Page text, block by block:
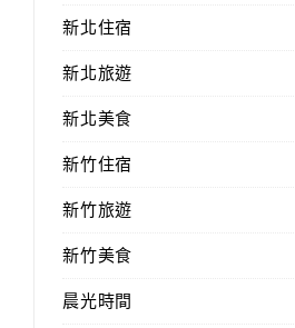
新北住宿
新北旅遊
新北美食
新竹住宿
新竹旅遊
新竹美食
晨光時間